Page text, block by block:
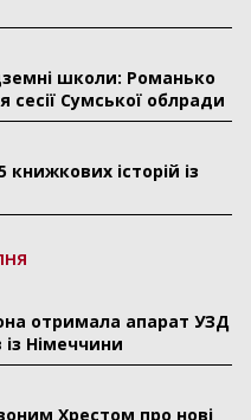
школи: Романько
сесії Сумської облради
історій із
отримала апарат УЗД
Німеччини
Хрестом про нові